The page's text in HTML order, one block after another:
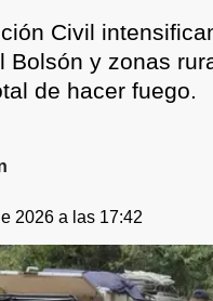
Civil
Bolsón y zonas
de hacer fuego.
2026 a las 17:42